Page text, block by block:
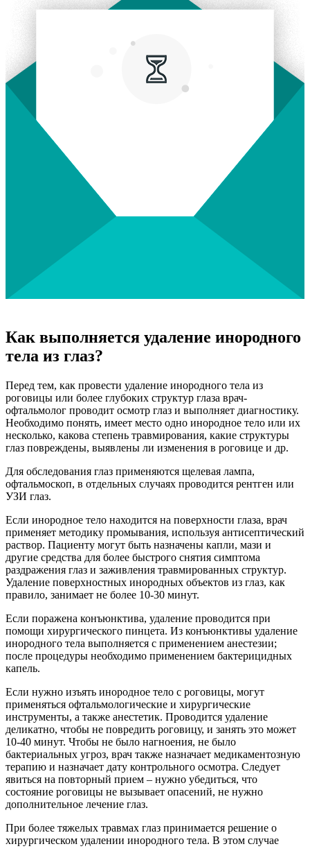
Как выполняется удаление инородного
тела из глаз?
Перед тем, как провести удаление инородного тела из
роговицы или более глубоких структур глаза врач-
офтальмолог проводит осмотр глаз и выполняет диагностику.
Необходимо понять, имеет место одно инородное тело или их
несколько, какова степень травмирования, какие структуры
глаз повреждены, выявлены ли изменения в роговице и др.
Для обследования глаз применяются щелевая лампа,
офтальмоскоп, в отдельных случаях проводится рентген или
УЗИ глаз.
Если инородное тело находится на поверхности глаза, врач
применяет методику промывания, используя антисептический
раствор. Пациенту могут быть назначены капли, мази и
другие средства для более быстрого снятия симптома
раздражения глаз и заживления травмированных структур.
Удаление поверхностных инородных объектов из глаз, как
правило, занимает не более 10-30 минут.
Если поражена конъюнктива, удаление проводится при
помощи хирургического пинцета. Из конъюнктивы удаление
инородного тела выполняется с применением анестезии;
после процедуры необходимо применением бактерицидных
капель.
Если нужно изъять инородное тело с роговицы, могут
применяться офтальмологические и хирургические
инструменты, а также анестетик. Проводится удаление
деликатно, чтобы не повредить роговицу, и занять это может
10-40 минут. Чтобы не было нагноения, не было
бактериальных угроз, врач также назначает медикаментозную
терапию и назначает дату контрольного осмотра. Следует
явиться на повторный прием – нужно убедиться, что
состояние роговицы не вызывает опасений, не нужно
дополнительное лечение глаз.
При более тяжелых травмах глаз принимается решение о
хирургическом удалении инородного тела. В этом случае